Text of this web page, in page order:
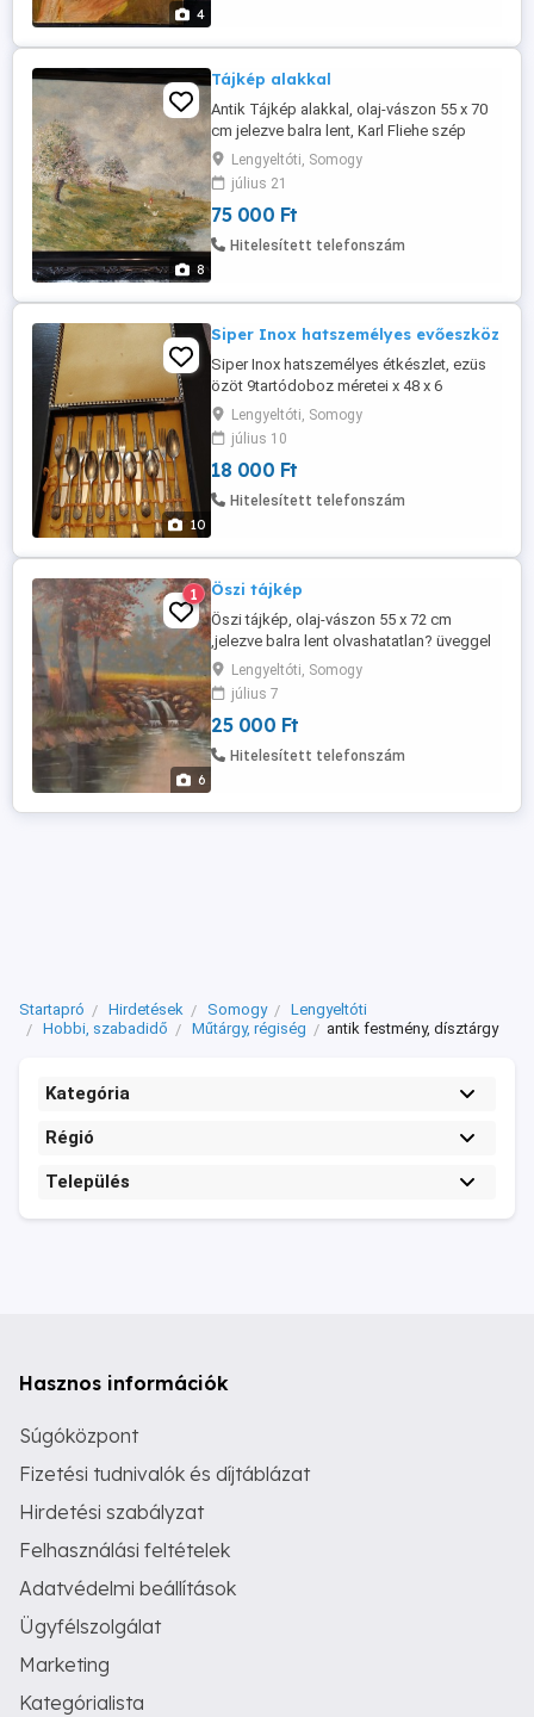
4
8
Tájkép alakkal
Antik Tájkép alakkal, olaj-vászon 55 x 70
cm jelezve balra lent, Karl Fliehe szép
állapotban.
Lengyeltóti, Somogy
július 21
75 000 Ft
Hitelesített telefonszám
10
Siper Inox hatszemélyes evőeszköz
Siper Inox hatszemélyes étkészlet, ezüs
özöt 9tartódoboz méretei x 48 x 6
cm,kissé sérült.
Lengyeltóti, Somogy
július 10
18 000 Ft
Hitelesített telefonszám
6
1 Öszi tájkép
Öszi tájkép, olaj-vászon 55 x 72 cm
,jelezve balra lent olvashatatlan? üveggel
a kép előtt, szép hibátlan állapotban
Lengyeltóti, Somogy
július 7
25 000 Ft
Hitelesített telefonszám
Startapró Hirdetések Somogy
Lengyeltóti
Hobbi, szabadidő
Műtárgy, régiség antik festmény, dísztárgy
Kategória
Régió
Település
Hasznos információk
Súgóközpont
Fizetési tudnivalók és díjtáblázat
Hirdetési szabályzat
Felhasználási feltételek
Adatvédelmi beállítások
Ügyfélszolgálat
Marketing
Kategórialista